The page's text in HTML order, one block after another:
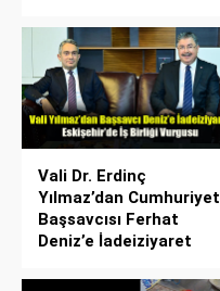
Vali Dr. Erdinç
Yılmaz’dan Cumhuriyet
Başsavcısı Ferhat
Deniz’e İadeiziyaret